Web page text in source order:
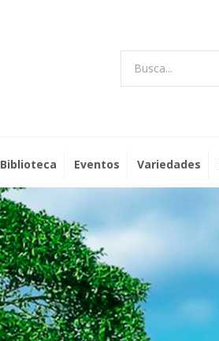
Busca...
Biblioteca Eventos Variedades